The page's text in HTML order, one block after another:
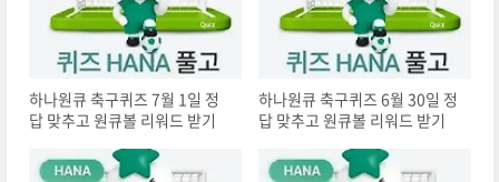
하나원큐 축구퀴즈 7월 1일 정
답 맞추고 원큐볼 리워드 받기
하나원큐 축구퀴즈 6월 30일 정
답 맞추고 원큐볼 리워드 받기